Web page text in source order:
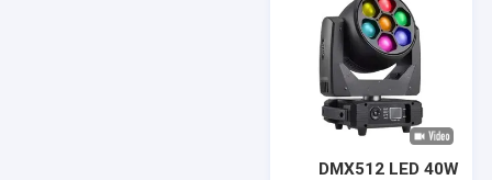
ضوء غسل بقعة الشعاع
غسل بقعة شعاع LED
غسل بقعة شعاع الرأس المتحرك
DMX512 LED 40W